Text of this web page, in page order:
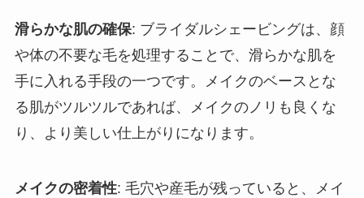
滑らかな肌の確保: ブライダルシェービングは、顔
や体の不要な毛を処理することで、滑らかな肌を
手に入れる手段の一つです。メイクのベースとな
る肌がツルツルであれば、メイクのノリも良くな
り、より美しい仕上がりになります。
メイクの密着性: 毛穴や産毛が残っていると、メイ